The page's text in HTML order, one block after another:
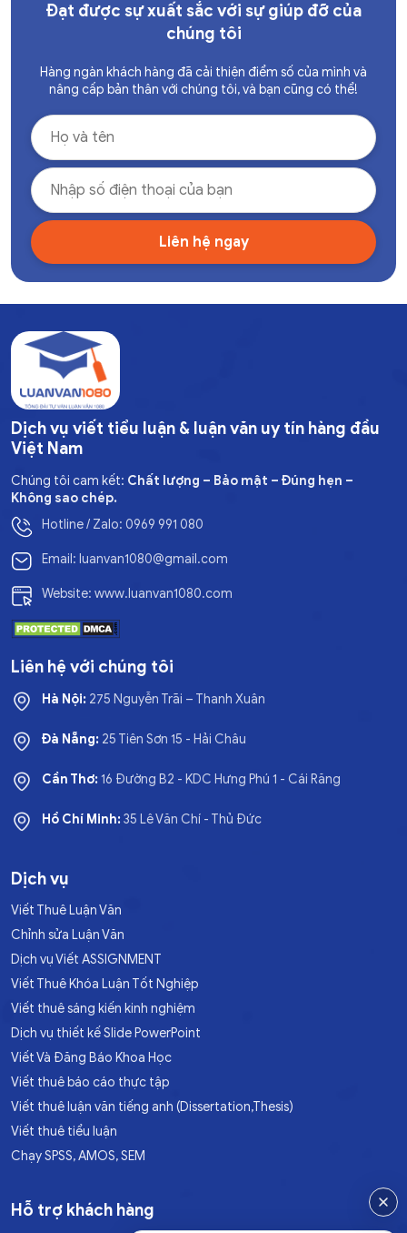
Đạt được sự xuất sắc với sự giúp đỡ của
chúng tôi
Hàng ngàn khách hàng đã cải thiện điểm số của mình và
nâng cấp bản thân với chúng tôi, và bạn cũng có thể!
Dịch vụ viết tiểu luận & luận văn uy tín hàng đầu
Việt Nam
Chúng tôi cam kết: Chất lượng – Bảo mật – Đúng hẹn –
Không sao chép.
Hotline / Zalo: 0969 991 080
Email: luanvan1080@gmail.com
Website: www.luanvan1080.com
Liên hệ với chúng tôi
Hà Nội: 275 Nguyễn Trãi – Thanh Xuân
Đà Nẵng: 25 Tiên Sơn 15 - Hải Châu
Cần Thơ:16 Đường B2 - KDC Hưng Phú 1 - Cái Răng
Hồ Chí Minh:35 Lê Văn Chí - Thủ Đức
Dịch vụ
Viết Thuê Luận Văn
Chỉnh sửa Luận Văn
Dịch vụ Viết ASSIGNMENT
Viết Thuê Khóa Luận Tốt Nghiệp
Viết thuê sáng kiến kinh nghiệm
Dịch vụ thiết kế Slide PowerPoint
Viết Và Đăng Báo Khoa Học
Viết thuê báo cáo thực tập
Viết thuê luận văn tiếng anh (Dissertation,Thesis)
Viết thuê tiểu luận
Chạy SPSS, AMOS, SEM
Hỗ trợ khách hàng